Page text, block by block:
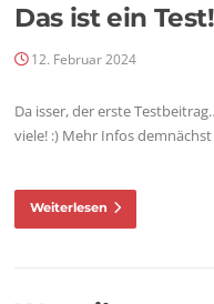
Das ist ein Test!
12. Februar 2024
Da isser, der erste
viele! :) Mehr Infos
Weiterlesen